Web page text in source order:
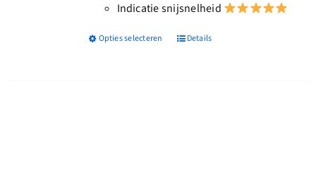
Indicatie snijsnelheid
Opties selecteren
DitDetails